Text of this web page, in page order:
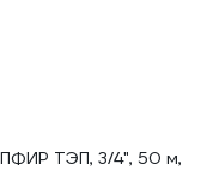
ТЭП, 3/4", 50 м,